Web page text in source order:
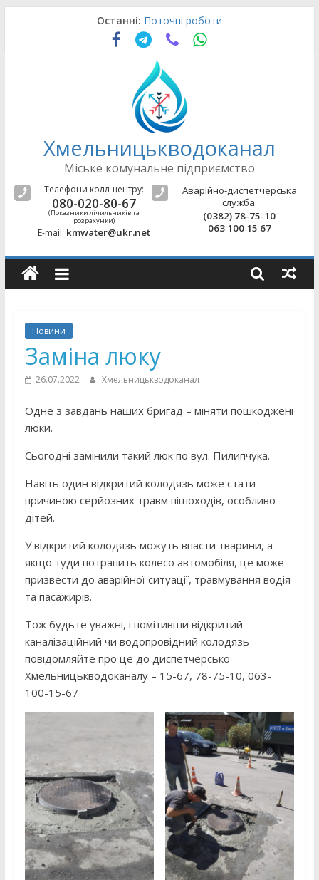
Останні: Поточні роботи
Поточні роботи
Поточні роботи
Поточні роботи
Поточні роботи
Хмельницькводоканал
Міське комунальне підприємство
Телефони колл-центру:
080-020-80-67
(Показники лічильників та
розрахунки)
E-mail: kmwater@ukr.net
Аварійно-диспетчерська
служба:
(0382) 78-75-10
063 100 15 67
Новини
Заміна люку
26.07.2022 Хмельницькводоканал
Одне з завдань наших бригад – міняти пошкоджені
люки.
Сьогодні замінили такий люк по вул. Пилипчука.
Навіть один відкритий колодязь може стати
причиною серйозних травм пішоходів, особливо
дітей.
У відкритий колодязь можуть впасти тварини, а
якщо туди потрапить колесо автомобіля, це може
призвести до аварійної ситуації, травмування водія
та пасажирів.
Тож будьте уважні, і помітивши відкритий
каналізаційний чи водопровідний колодязь
повідомляйте про це до диспетчерської
Хмельницькводоканалу – 15-67, 78-75-10, 063-
100-15-67